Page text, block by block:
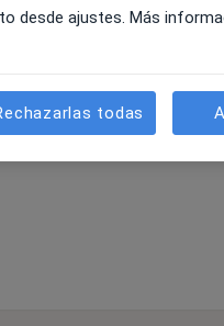
desde ajustes. Más
todas